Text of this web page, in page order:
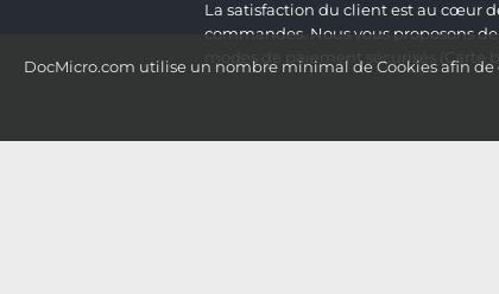
DocMicro.com utilise un nombre minimal de Cookies afin
La satisfaction du client est au cœur
commandes. Nous vous proposons
modes de paiement sécurisés (Carte